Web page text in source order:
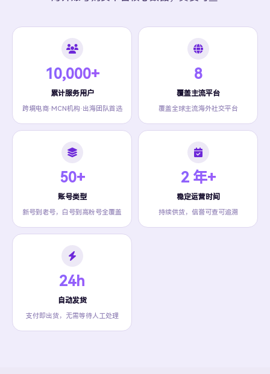
10,000+
累计服务用户
跨境电商·MCN机构·出海团队首选
8
覆盖主流平台
覆盖全球主流海外社交平台
50+
账号类型
新号到老号，白号到高粉号全覆盖
2 年+
稳定运营时间
持续供货，信誉可查可追溯
24h
自动发货
支付即出货，无需等待人工处理